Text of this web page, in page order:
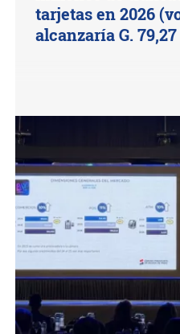
tarjetas en 2026
alcanzaría G.